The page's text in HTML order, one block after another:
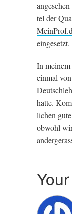
tel der
eingesetzt.
In
ein­mal
hatte.
lichen
obwohl